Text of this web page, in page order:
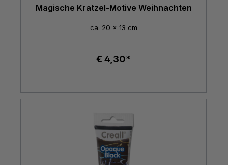
Magische Kratzel-Motive Weihnachten
ca. 20 x 13 cm
€ 4,30*